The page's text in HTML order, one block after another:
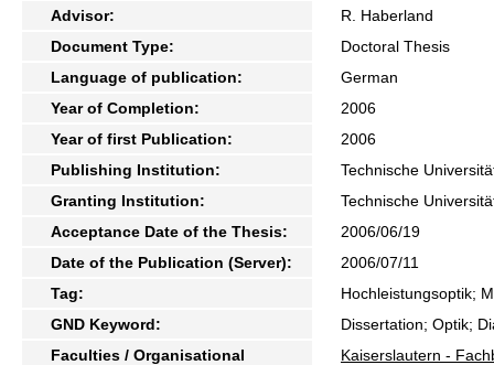
Advisor:
R. Haberland
Document Type:
Doctoral Thesis
Language of publication:
German
Year of Completion:
2006
Year of first Publication:
2006
Publishing Institution:
Technische
Granting Institution:
Technische
Acceptance Date of the Thesis:
2006/06/19
Date of the Publication (Server):
2006/07/11
Tag:
Hochleistungsoptik;
GND Keyword:
Dissertation; Optik;
Faculties / Organisational
Kaiserslautern -